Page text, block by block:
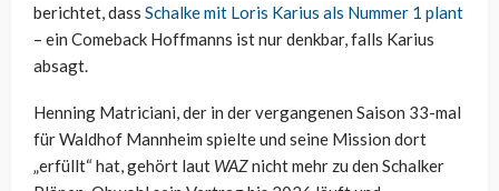
berichtet, dass Schalke mit Loris Karius als Nummer 1 plant
– ein Comeback Hoffmanns ist nur denkbar, falls Karius
absagt.
Henning Matriciani, der in der vergangenen Saison 33-mal
für Waldhof Mannheim spielte und seine Mission dort
„erfüllt“ hat, gehört laut WAZnicht mehr zu den Schalker